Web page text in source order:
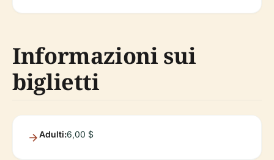
Informazioni sui
biglietti
Adulti:6,00 $